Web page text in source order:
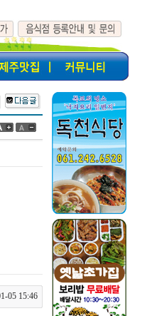
05 15:46